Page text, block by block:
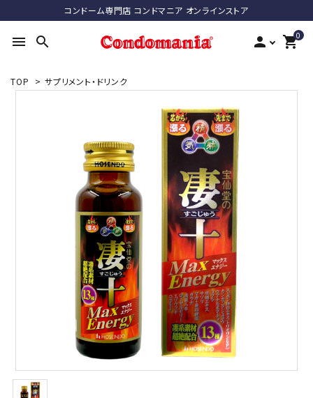
コンドーム専門店 コンドマニア オンラインストア
menu search person 0
shopping_cart
search
ACCOUNT MENU
ようこそ ゲスト 様
person 新規会員登録
最近チェックした商品
潤滑剤・ローション
アパレル
TOP > サプリメント・ドリンク